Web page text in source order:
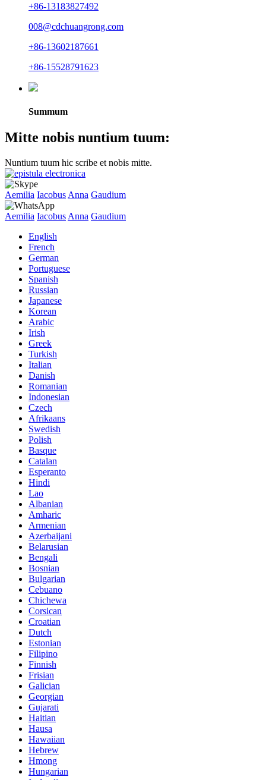
+86-13183827492
008@cdchuangrong.com
+86-13602187661
+86-15528791623
Summum
Mitte nobis nuntium tuum:
Nuntium tuum hic scribe et nobis mitte.
Aemilia Iacobus Anna Gaudium
Aemilia Iacobus Anna Gaudium
English
French
German
Portuguese
Spanish
Russian
Japanese
Korean
Arabic
Irish
Greek
Turkish
Italian
Danish
Romanian
Indonesian
Czech
Afrikaans
Swedish
Polish
Basque
Catalan
Esperanto
Hindi
Lao
Albanian
Amharic
Armenian
Azerbaijani
Belarusian
Bengali
Bosnian
Bulgarian
Cebuano
Chichewa
Corsican
Croatian
Dutch
Estonian
Filipino
Finnish
Frisian
Galician
Georgian
Gujarati
Haitian
Hausa
Hawaiian
Hebrew
Hmong
Hungarian